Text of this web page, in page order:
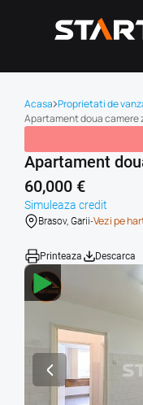
Acasa Proprietati de
Apartament doua camere
Apartament
60,000 €
Simuleaza credit
Brasov, Garii-Vezi pe
Printeaza Descarca